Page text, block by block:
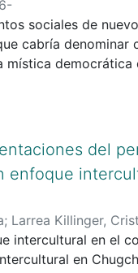
Warisateño
to the
were inscribed in
of the groups
question' in the
sociales de
cabría denominar
democrática
perspectiva, a
responsables y
acción de las
del
enfoque
; Larrea Killinger,
intercultural en el
en